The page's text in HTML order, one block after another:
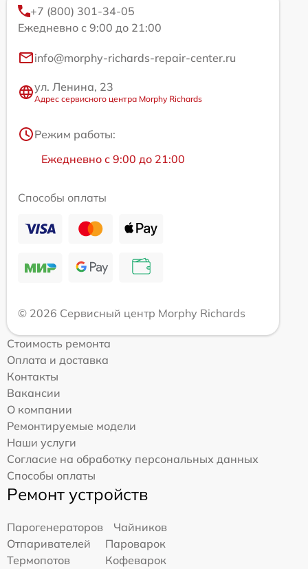
+7 (800) 301-34-05
Ежедневно с 9:00 до 21:00
info@morphy-richards-repair-center.ru
ул. Ленина, 23
Адрес сервисного центра Morphy Richards
Режим работы:
Ежедневно с 9:00 до 21:00
Способы оплаты
© 2026 Сервисный центр Morphy Richards
Стоимость ремонта
Оплата и доставка
Контакты
Вакансии
О компании
Ремонтируемые модели
Наши услуги
Согласие на обработку персональных данных
Способы оплаты
Ремонт устройств
Парогенераторов
Чайников
Отпаривателей
Пароварок
Термопотов
Кофеварок